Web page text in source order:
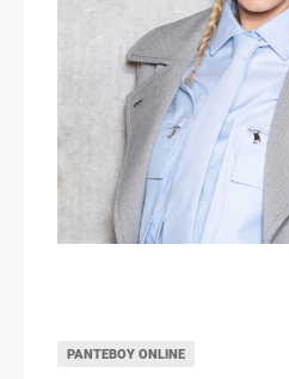
ΡΑΝΤΕΒΟΎ ONLINE